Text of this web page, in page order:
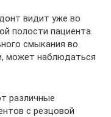
видит уже во
полости пациента.
смыкания во
может наблюдаться
различные
с резцовой